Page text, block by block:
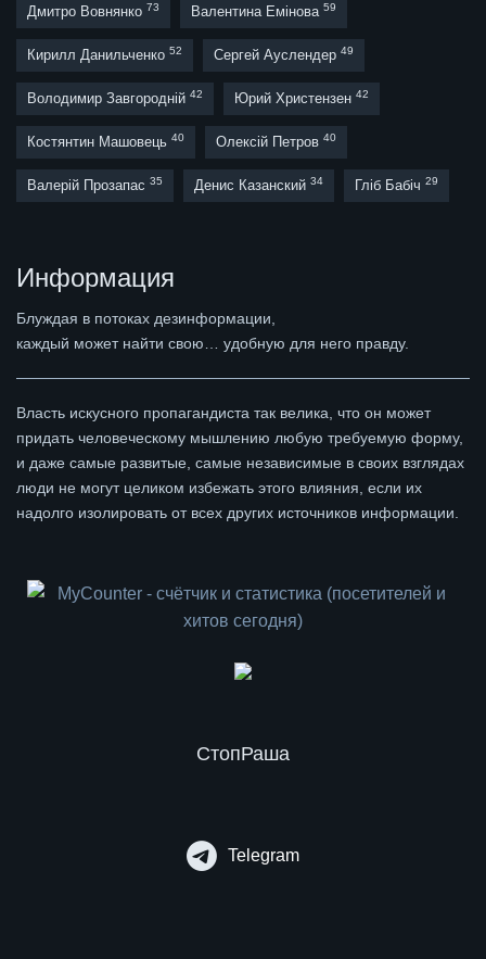
Дмитро Вовнянко 73 Валентина Емінова 59
Кирилл Данильченко 52 Сергей Ауслендер 49
Володимир Завгородній 42 Юрий Христензен 42
Костянтин Машовець 40 Олексій Петров 40
Валерій Прозапас 35 Денис Казанский 34 Гліб Бабіч 29
Информация
Блуждая в потоках дезинформации,
каждый может найти свою… удобную для него правду.
Власть искусного пропагандиста так велика, что он может
придать человеческому мышлению любую требуемую форму,
и даже самые развитые, самые независимые в своих взглядах
люди не могут целиком избежать этого влияния, если их
надолго изолировать от всех других источников информации.
СтопРаша
Telegram